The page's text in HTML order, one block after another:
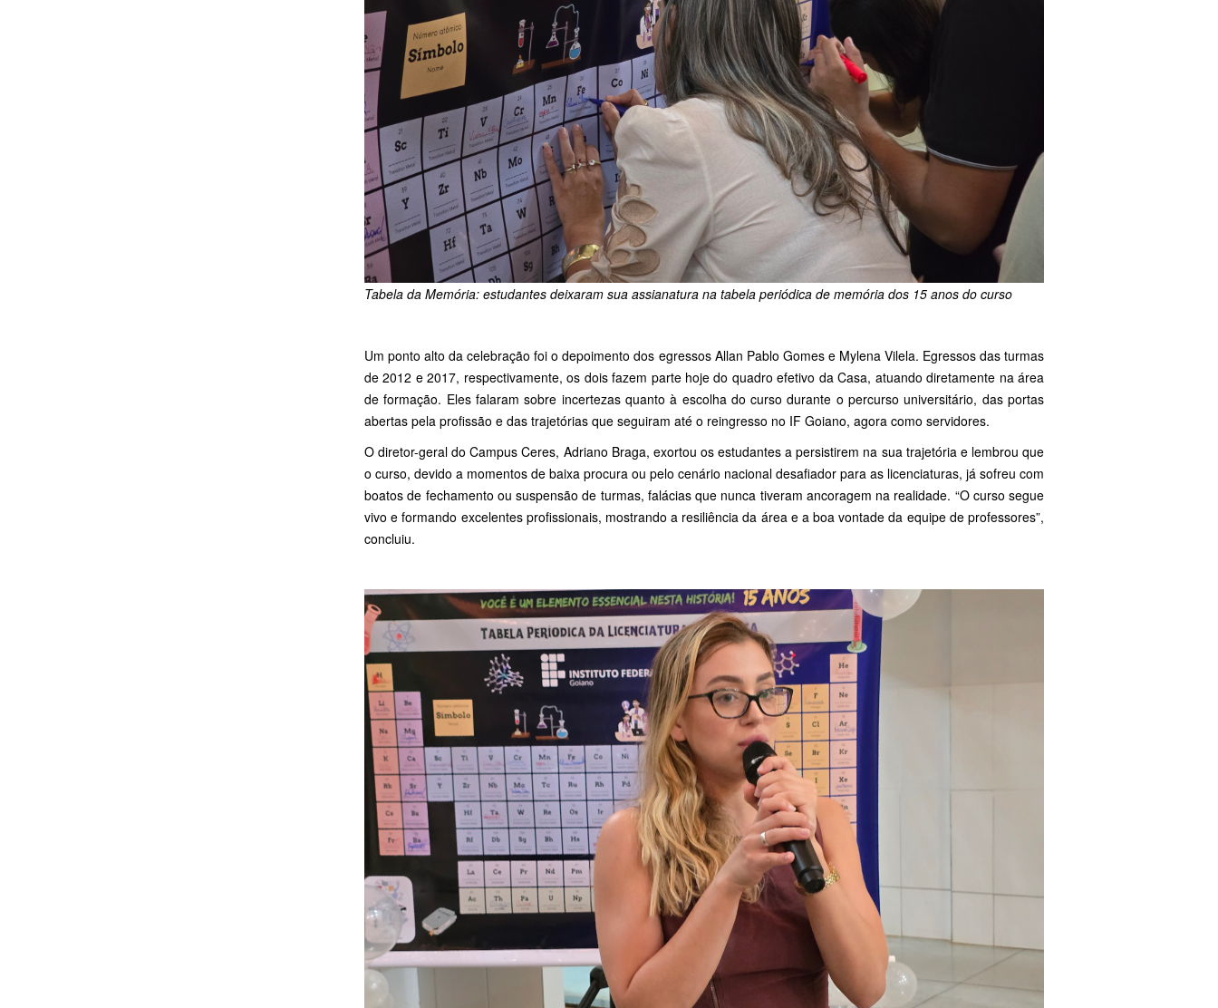
Tabela da Memória: estudantes deixaram sua assianatura na tabela periódica de memória dos 15 anos do curso
Um ponto alto da celebração foi o depoimento dos egressos Allan Pablo Gomes e Mylena Vilela. Egressos das turmas
de 2012 e 2017, respectivamente, os dois fazem parte hoje do quadro efetivo da Casa, atuando diretamente na área
de formação. Eles falaram sobre incertezas quanto à escolha do curso durante o percurso universitário, das portas
abertas pela profissão e das trajetórias que seguiram até o reingresso no IF Goiano, agora como servidores.
O diretor-geral do Campus Ceres, Adriano Braga, exortou os estudantes a persistirem na sua trajetória e lembrou que
o curso, devido a momentos de baixa procura ou pelo cenário nacional desafiador para as licenciaturas, já sofreu com
boatos de fechamento ou suspensão de turmas, falácias que nunca tiveram ancoragem na realidade. “O curso segue
vivo e formando excelentes profissionais, mostrando a resiliência da área e a boa vontade da equipe de professores”,
concluiu.